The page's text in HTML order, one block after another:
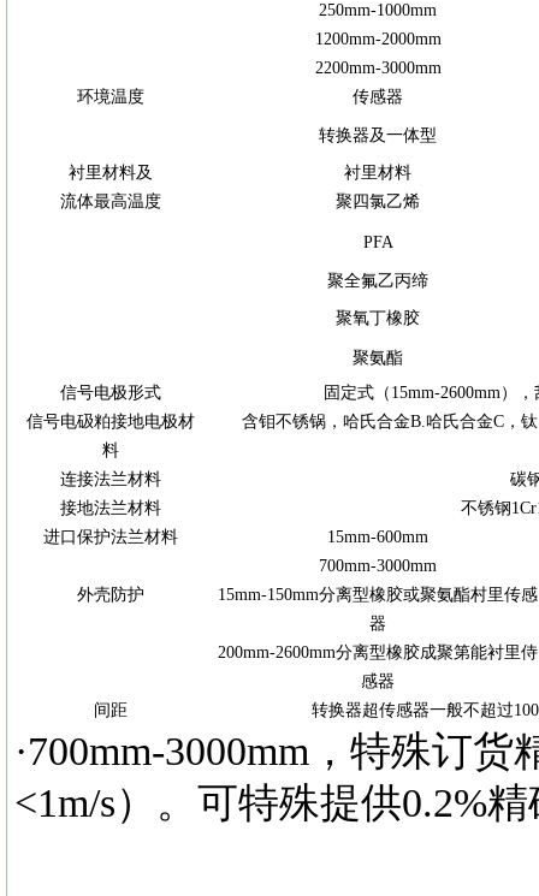
250mm-1000mm
1200mm-2000mm
2200mm-3000mm
环境温度
传感器
转换器及一体型
衬里材料及
流体最高温度
衬里材料
聚四氯乙烯
PFA
聚全氟乙丙缔
聚氧丁橡胶
聚氨酯
信号电极形式
固 定式（15mm-2600mm），
信号电砐粕接地电极材
料
含钼不锈锅，哈氏合金B.哈氏合金C，
连接法兰材料
碳
接地法兰材料
不锈钢
进口保护法兰材料
15mm-600mm
700mm-3000mm
外壳防护
15mm-150mm分离型橡胶或聚氨酯村里传感
器
200mm-2600mm分离型橡胶成聚第能衬里侍
感器
间距
转换器超传感器一般不超过
·700mm-3000mm ，特殊订货
<1m/s）。可特殊提供0.2%